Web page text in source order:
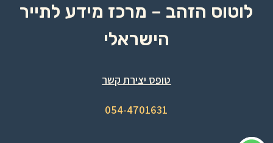
לוטוס הזהב – מרכז מידע לתייר
הישראלי
טופס יצירת קשר
054-4701631